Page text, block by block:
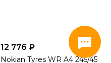
12 776 ₽
Nokian Tyres WR A4 245/45